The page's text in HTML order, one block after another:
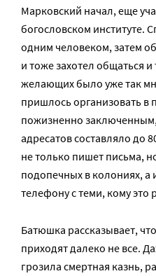
Марковский начал, еще
богословском институте.
одним человеком, затем
и тоже захотел общаться и
желающих было уже так
пришлось организовать в
пожизненно
адресатов составляло до
не только пишет письма,
подопечных в колониях, а
телефону с теми, кому это
Батюшка рассказывает,
приходят далеко не все.
грозила смертная казнь,